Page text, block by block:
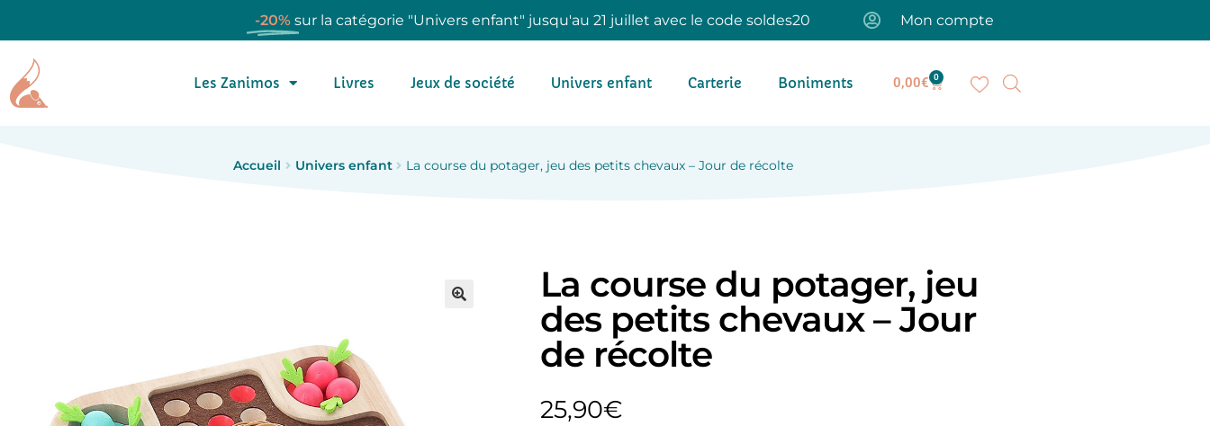
-20% sur la catégorie "Univers enfant" jusqu'au 21 juillet avec le code soldes20 Mon compte
Les Zanimos Livres Jeux de société Univers enfant Carterie Boniments 0,00€ 0
Accueil Univers enfant La course du potager, jeu des petits chevaux – Jour de récolte
La course du potager, jeu
des petits chevaux – Jour
de récolte
25,90€